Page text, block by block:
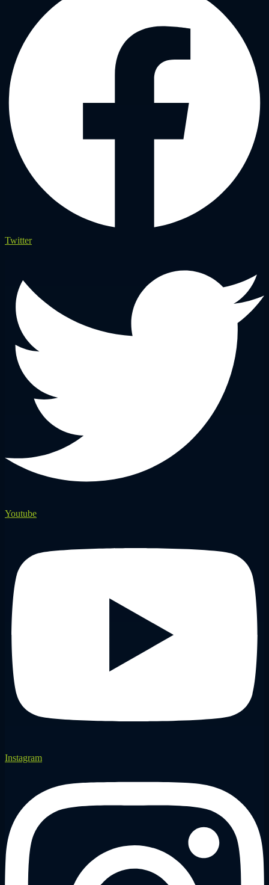
Twitter
Youtube
Instagram